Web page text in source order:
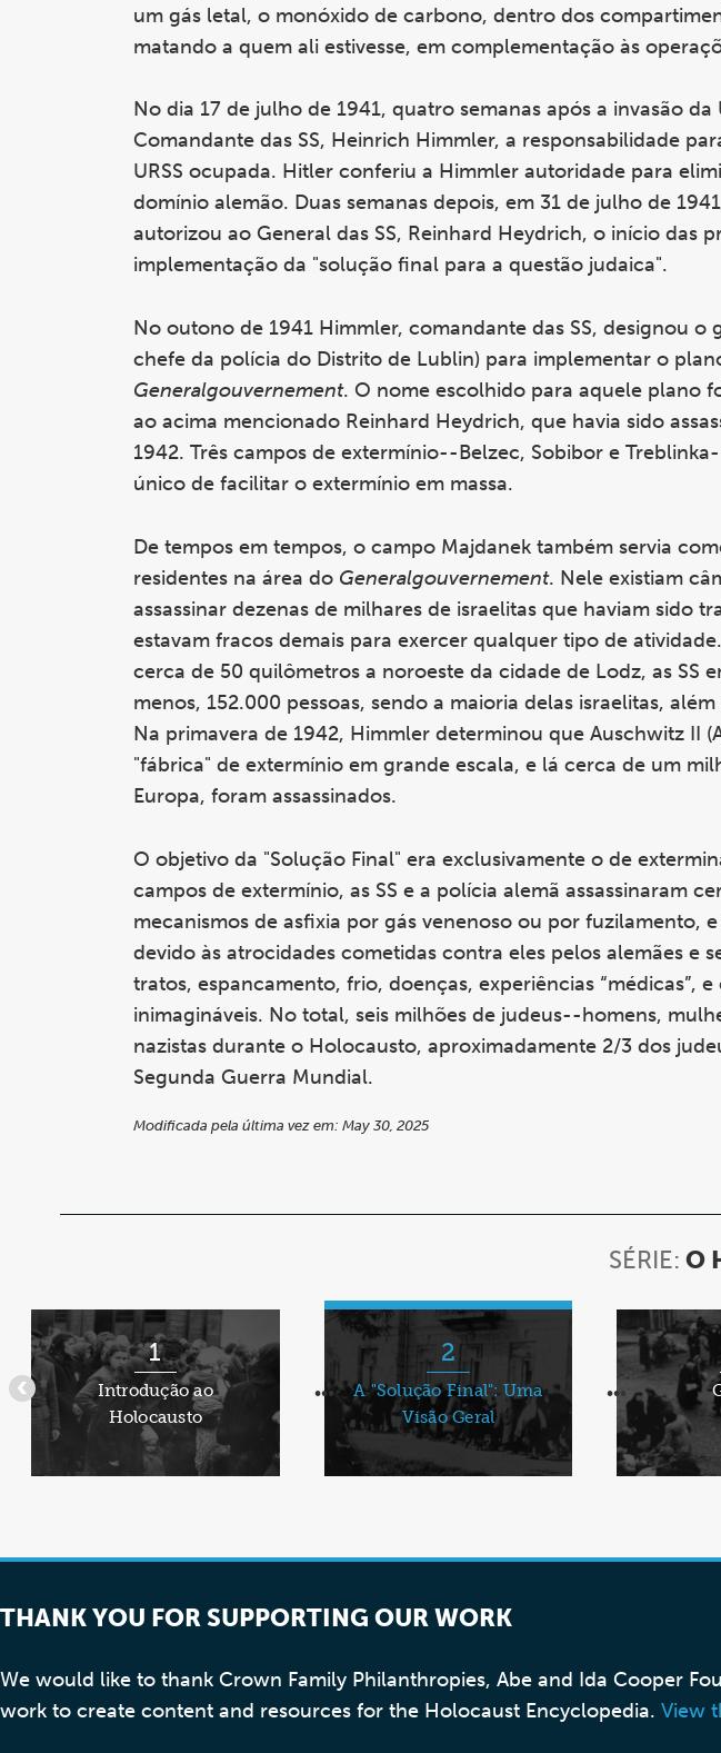
um gás letal, o monóxido de carbono, dentro dos
matando a quem ali estivesse, em complementação às
No dia 17 de julho de 1941, quatro semanas após a invasão
Comandante das SS, Heinrich Himmler, a responsabilidade
URSS ocupada. Hitler conferiu a Himmler autoridade para
domínio alemão. Duas semanas depois, em 31 de julho de
autorizou ao General das SS, Reinhard Heydrich, o início das
implementação da "solução final para a questão judaica".
No outono de 1941 Himmler, comandante das SS, designou o
chefe da polícia do Distrito de Lublin) para implementar o
Generalgouvernement. O nome escolhido para aquele plano
ao acima mencionado Reinhard Heydrich, que havia sido
1942. Três campos de extermínio--Belzec, Sobibor e
único de facilitar o extermínio em massa.
De tempos em tempos, o campo Majdanek também servia
residentes na área do Generalgouvernement. Nele existiam
assassinar dezenas de milhares de israelitas que haviam sido
estavam fracos demais para exercer qualquer tipo de
cerca de 50 quilômetros a noroeste da cidade de Lodz, as SS
menos, 152.000 pessoas, sendo a maioria delas israelitas,
Na primavera de 1942, Himmler determinou que Auschwitz II
"fábrica" de extermínio em grande escala, e lá cerca de um
Europa, foram assassinados.
O objetivo da "Solução Final" era exclusivamente o de
campos de extermínio, as SS e a polícia alemã assassinaram
mecanismos de asfixia por gás venenoso ou por fuzilamento,
devido às atrocidades cometidas contra eles pelos alemães e
tratos, espancamento, frio, doenças, experiências “médicas”,
inimagináveis. No total, seis milhões de judeus--homens,
nazistas durante o Holocausto, aproximadamente 2/3 dos
Segunda Guerra Mundial.
Modificada pela última vez em: May 30, 2025
SÉRIE: O
Ítens
1
até
5
de
9
1
Introdução ao
Holocausto
•••
2
A "Solução Final": Uma
Visão Geral
••• •••
THANK YOU FOR SUPPORTING OUR WORK
We would like to thank Crown Family Philanthropies, Abe and Ida Cooper
work to create content and resources for the Holocaust Encyclopedia. View